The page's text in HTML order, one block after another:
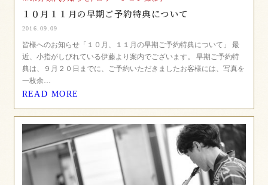
１０月１１月の早期ご予約特典について
2016.09.09
皆様へのお知らせ「１０月、１１月の早期ご予約特典について」 最
近、小指がしびれている伊藤より案内でございます。 早期ご予約特
典は、９月２０日までに、ご予約いただきましたお客様には、写真を
一枚余…
READ MORE